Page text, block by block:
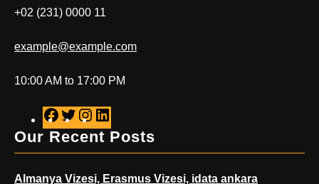
+02 (231) 0000 11
example@example.com
10:00 AM to 17:00 PM
F
a
T
w
n
i
Our Recent Posts
Almanya Vizesi, Erasmus Vizesi, idata ankara